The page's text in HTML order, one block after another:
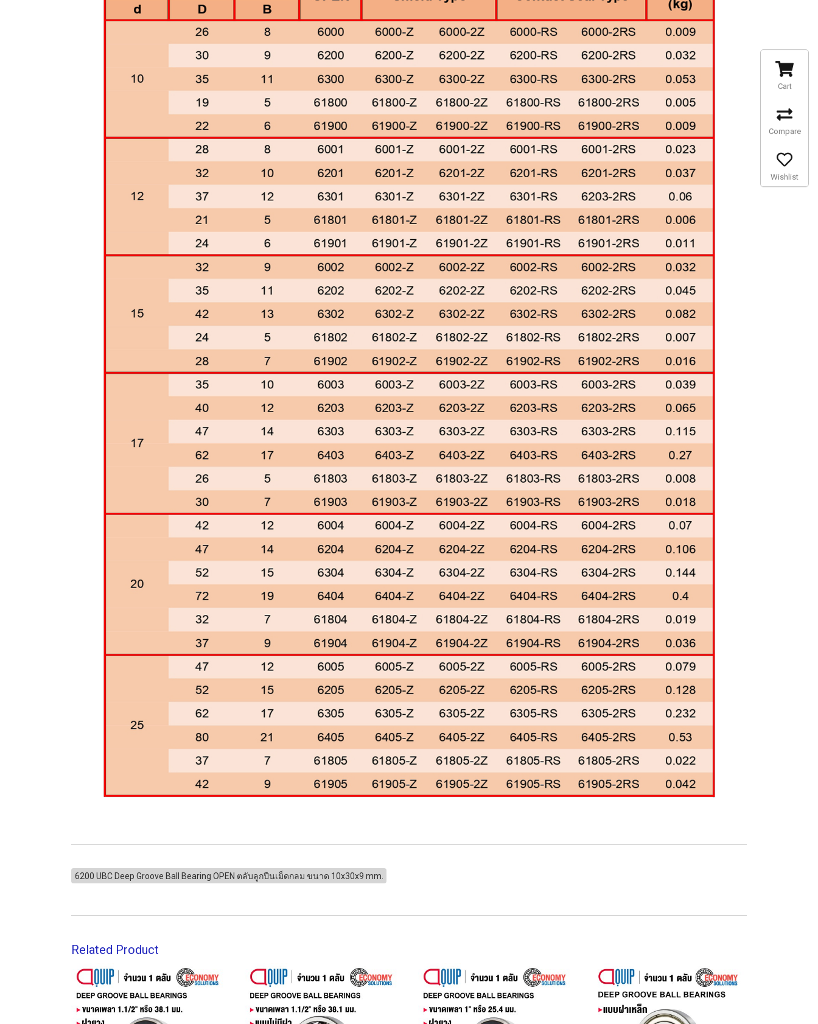
6200 UBC Deep Groove Ball Bearing OPEN ตลับลูกปืนเม็ดกลม ขนาด 10x30x9 mm.
Related Product
Cart
Compare
Wishlist